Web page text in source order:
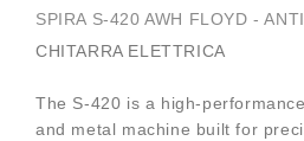
SPIRA S-420 AWH FLOYD -
CHITARRA ELETTRICA
The S-420 is a high-
and metal machine built for